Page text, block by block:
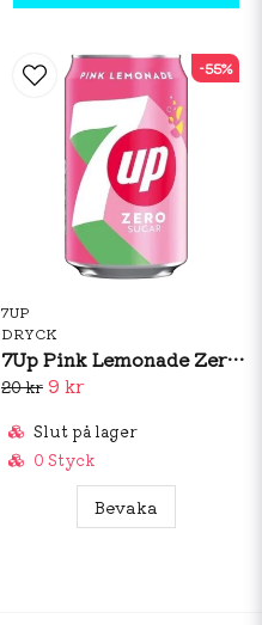
7UP
DRYCK
7Up Pink Lemonade Zero 330ml (BF: 02/2026)
20 kr 9 kr
Slut på lager
0 Styck
Bevaka
-55%